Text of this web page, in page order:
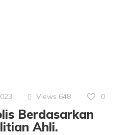
Views 648 0
Berdasarkan
Ahli.